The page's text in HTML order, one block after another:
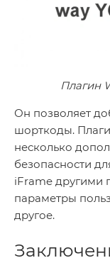
Плагин
Он позволяет
шорткоды.
несколько
безопасности
iFrame другими
параметры
другое.